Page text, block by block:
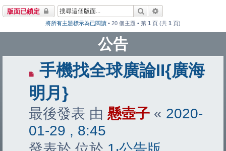
版面已鎖定 搜尋
將所有主題標示為已閱讀 • 20 個主題 • 第 1 頁 (共 1 頁)
公告
手機找全球廣論II{廣海
明月}
最後發表 由 懸壺子 « 2020-
01-29 , 8:45